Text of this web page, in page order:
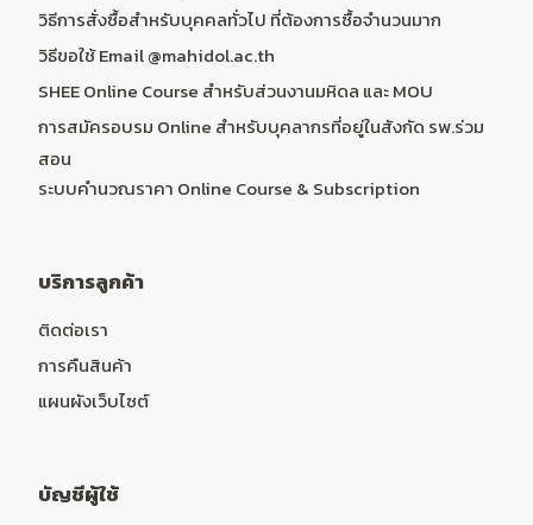
วิธีการสั่งซื้อสำหรับบุคคลทั่วไป ที่ต้องการซื้อจำนวนมาก
วิธีขอใช้ Email @mahidol.ac.th
SHEE Online Course สำหรับส่วนงานมหิดล และ MOU
การสมัครอบรม Online สำหรับบุคลากรที่อยู่ในสังกัด รพ.ร่วม
สอน
ระบบคำนวณราคา Online Course & Subscription
บริการลูกค้า
ติดต่อเรา
การคืนสินค้า
แผนผังเว็บไซต์
บัญชีผู้ใช้